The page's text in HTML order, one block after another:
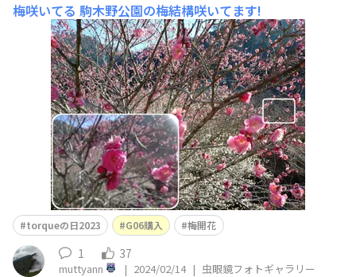
梅咲いてる 駒木野公園の梅結構咲いてます!
torqueの日2023 G06購入 梅開花
1 37
muttyann | 2024/02/14 | 虫眼鏡フォトギャラリー